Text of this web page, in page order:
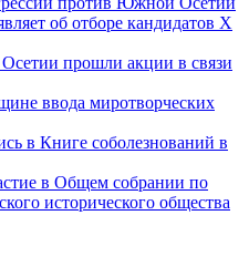
об отборе кандидатов Х
прошли акции в связи
ввода миротворческих
в Книге соболезнований в
в Общем собрании по
исторического общества